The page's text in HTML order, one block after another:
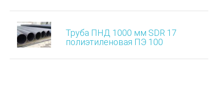
Труба ПНД 1000 мм SDR 17
полиэтиленовая ПЭ 100